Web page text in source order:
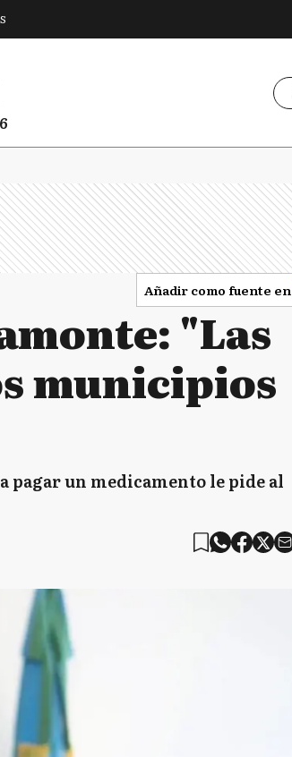
Añadir como fuente en
"Las
municipios
pagar un medicamento le pide al